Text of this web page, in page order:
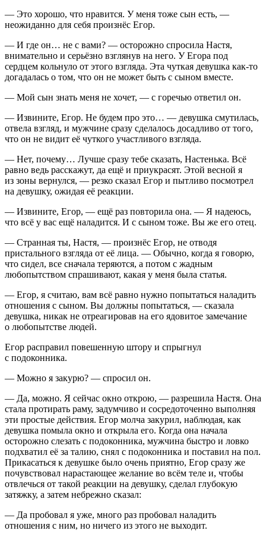
— Это хорошо, что нравится. У меня тоже сын есть, —
неожиданно для себя произнёс Егор.
— И где он… не с вами? — осторожно спросила Настя,
внимательно и серьёзно взглянув на него. У Егора под
сердцем кольнуло от этого взгляда. Эта чуткая девушка как-то
догадалась о том, что он не может быть с сыном вместе.
— Мой сын знать меня не хочет, — с горечью ответил он.
— Извините, Егор. Не будем про это… — девушка смутилась,
отвела взгляд, и мужчине сразу сделалось досадливо от того,
что он не видит её чуткого участливого взгляда.
— Нет, почему… Лучше сразу тебе сказать, Настенька. Всё
равно ведь расскажут, да ещё и приукрасят. Этой весной я
из зоны вернулся, — резко сказал Егор и пытливо посмотрел
на девушку, ожидая её реакции.
— Извините, Егор, — ещё раз повторила она. — Я надеюсь,
что всё у вас ещё наладится. И с сыном тоже. Вы же его отец.
— Странная ты, Настя, — произнёс Егор, не отводя
пристального взгляда от её лица. — Обычно, когда я говорю,
что сидел, все сначала теряются, а потом с жадным
любопытством спрашивают, какая у меня была статья.
— Егор, я считаю, вам всё равно нужно попытаться наладить
отношения с сыном. Вы должны попытаться, — сказала
девушка, никак не отреагировав на его ядовитое замечание
о любопытстве людей.
Егор расправил повешенную штору и спрыгнул
с подоконника.
— Можно я закурю? — спросил он.
— Да, можно. Я сейчас окно открою, — разрешила Настя. Она
стала протирать раму, задумчиво и сосредоточенно выполняя
эти простые действия. Егор молча закурил, наблюдая, как
девушка помыла окно и открыла его. Когда она начала
осторожно слезать с подоконника, мужчина быстро и ловко
подхватил её за талию, снял с подоконника и поставил на пол.
Прикасаться к девушке было очень приятно, Егор сразу же
почувствовал нарастающее желание во всём теле и, чтобы
отвлечься от такой реакции на девушку, сделал глубокую
затяжку, а затем небрежно сказал:
— Да пробовал я уже, много раз пробовал наладить
отношения с ним, но ничего из этого не выходит.